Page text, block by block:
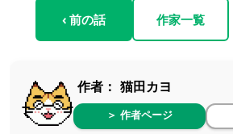
‹ 前の話 作家一覧
作者： 猫田カヨ
＞ 作者ページ